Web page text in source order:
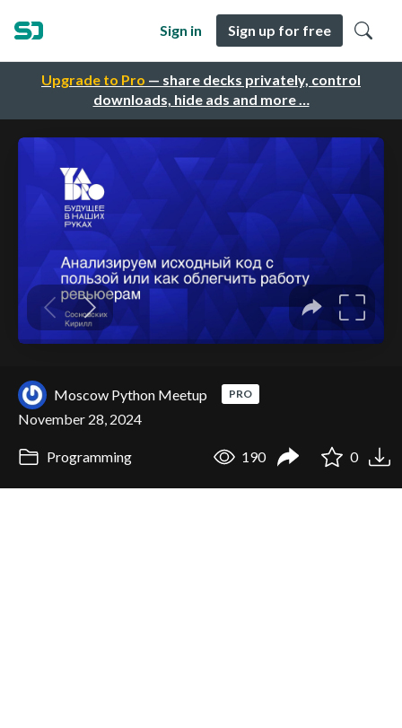
Upgrade to Pro — share decks privately, control
downloads, hide ads and more …
Sign in Sign up for free
Moscow Python Meetup PRO
November 28, 2024
Programming 190 0